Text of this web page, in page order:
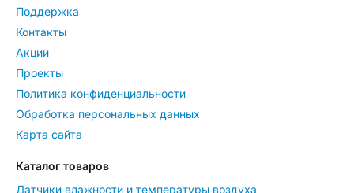
Поддержка
Контакты
Акции
Проекты
Политика конфиденциальности
Обработка персональных данных
Карта сайта
Каталог товаров
Датчики влажности и температуры воздуха